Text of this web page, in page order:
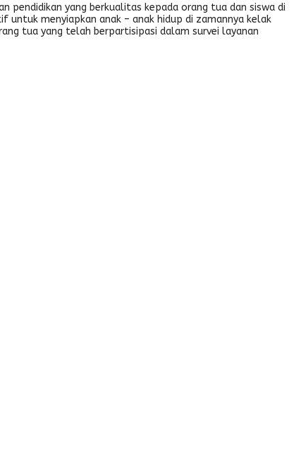
pendidikan yang berkualitas kepada orang tua dan siswa di
menyiapkan anak – anak hidup di zamannya kelak
tua yang telah berpartisipasi dalam survei layanan